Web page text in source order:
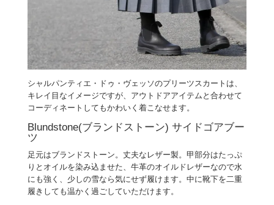
シャルパンティエ・ドゥ・ヴェッソのプリーツスカートは、
キレイ目なイメージですが、アウトドアアイテムと合わせて
コーディネートしてもかわいく着こなせます。
Blundstone(ブランドストーン) サイドゴアブー
ツ
足元はブランドストーン。丈夫なレザー製。甲部分はたっぷ
りとオイルを染み込ませた、牛革のオイルドレザーなので水
にも強く、少しの雪なら気にせず履けます。中に靴下を二重
履きしても温かく過ごしていただけます。